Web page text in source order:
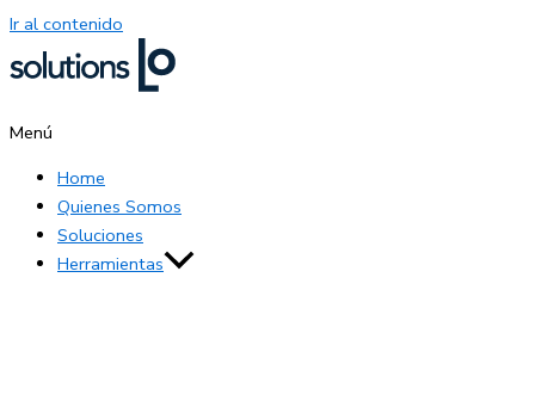
Ir al contenido
Menú
Home
Quienes Somos
Soluciones
Herramientas